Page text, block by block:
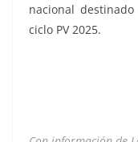
nacional
ciclo PV 2025.